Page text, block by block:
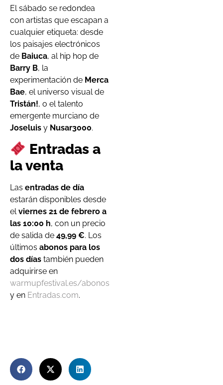
El sábado se redondea
con artistas que escapan a
cualquier etiqueta: desde
los paisajes electrónicos
de Baiuca, al hip hop de
Barry B, la
experimentación de Merca
Bae, el universo visual de
Tristán!, o el talento
emergente murciano de
Joseluis y Nusar3000.
Entradas a
la venta
Las entradas de día
estarán disponibles desde
elviernes 21 de febrero a
las 10:00 h, con un precio
de salida de 49,99 €. Los
últimos abonos para los
dos días también pueden
adquirirse en
warmupfestival.es/abonos
y en Entradas.com.